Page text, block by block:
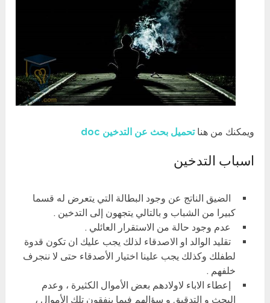
ويمكنك من هناتحميل بحث عن التدخين doc
اسباب التدخين
الضيق الناتج عن وجود البطالة التي يتعرض له قسما
كبيرا من الشباب و بالتالي يتجهون إلى التدخين .
عدم وجود حالة من الاستقرار العائلي .
تقليد الوالد او الاصدقاء لذلك يجب عليك ان تكون قدوة
لطفلك وكذلك يجب علينا اختيار الأصدقاء حتى لا ننجرف
خلفهم .
إعطاء الاباء لاولادهم بعض الأموال الكثيرة ، وعدم
البحث و التدقيق و سؤالهم فيما ينفقون تلك الأموال ،